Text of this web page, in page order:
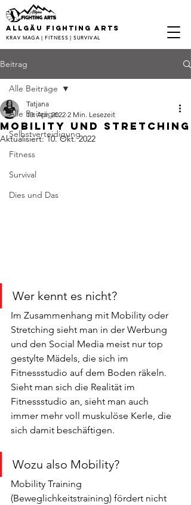
ALLGÄU FIGHTING ARTS
KRAV MAGA | FITNESS | SURVIVAL
Beitrag
Alle Beiträge
Selbstverteidigung
Fitness
Survival
Dies und Das
Alle Beiträge
Mobility und Stretching
Tatjana
10. Apr. 2022 2 Min. Lesezeit
Aktualisiert:10. Okt. 2022
Wer kennt es nicht?
Im Zusammenhang mit Mobility oder
Stretching sieht man in der Werbung
und den Social Media meist nur top
gestylte Mädels, die sich im
Fitnessstudio auf dem Boden räkeln.
Sieht man sich die Realität im
Fitnessstudio an, sieht man auch
immer mehr voll muskulöse Kerle, die
sich damit beschäftigen.
Wozu also Mobility?
Mobility Training
(Beweglichkeitstraining) fördert nicht